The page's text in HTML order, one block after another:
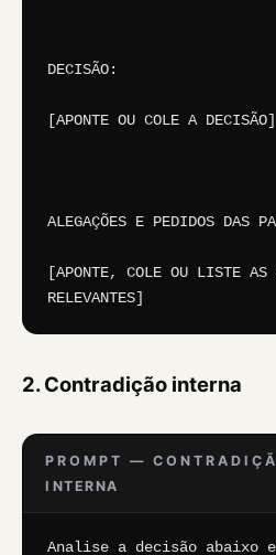
DECISÃO:
[APONTE OU COLE A DECISÃO]
ALEGAÇÕES E PEDIDOS DAS
[APONTE, COLE OU LISTE AS
RELEVANTES]
2. Contradição interna
PROMPT —
INTERNA
Analise a decisão abaixo e